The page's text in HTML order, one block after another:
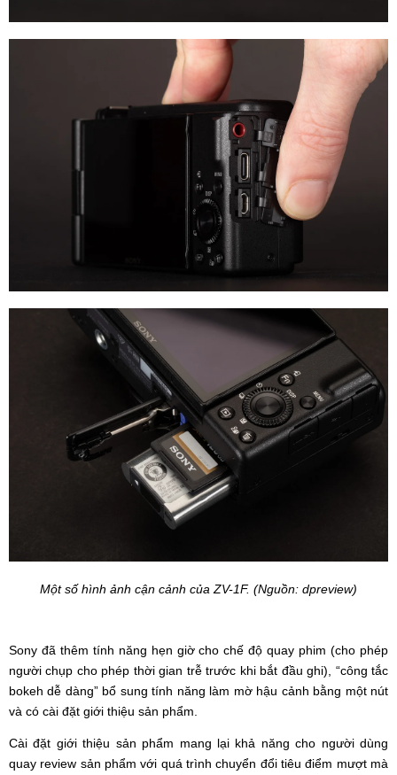
Một số hình ảnh cận cảnh của ZV-1F. (Nguồn: dpreview)
Sony đã thêm tính năng hẹn giờ cho chế độ quay phim (cho phép
người chụp cho phép thời gian trễ trước khi bắt đầu ghi), “công tắc
bokeh dễ dàng” bổ sung tính năng làm mờ hậu cảnh bằng một nút
và có cài đặt giới thiệu sản phẩm.
Cài đặt giới thiệu sản phẩm mang lại khả năng cho người dùng
quay review sản phẩm với quá trình chuyển đổi tiêu điểm mượt mà